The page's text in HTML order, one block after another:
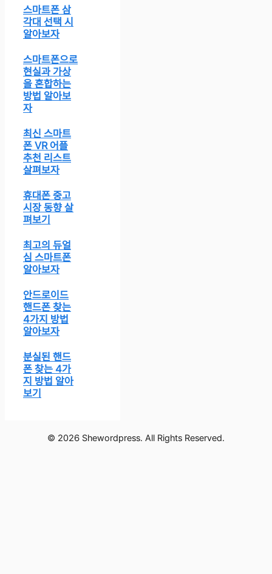
스마트폰 삼
각대 선택 시
알아보자
스마트폰으로
현실과 가상
을 혼합하는
방법 알아보
자
최신 스마트
폰 VR 어플
추천 리스트
살펴보자
휴대폰 중고
시장 동향 살
펴보기
최고의 듀얼
심 스마트폰
알아보자
안드로이드
핸드폰 찾는
4가지 방법
알아보자
분실된 핸드
폰 찾는 4가
지 방법 알아
보기
© 2026 Shewordpress. All Rights Reserved.